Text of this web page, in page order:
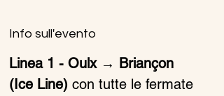
Info sull'evento
Linea 1 - Oulx → Briançon
(Ice Line) con tutte le fermate